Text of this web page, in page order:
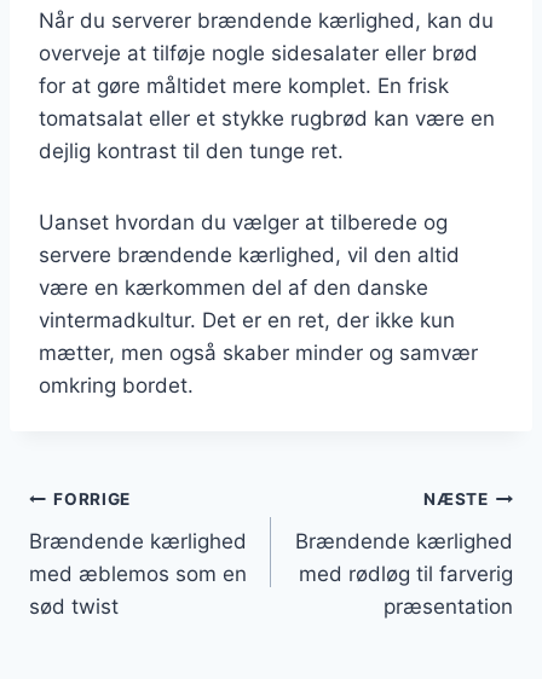
Når du serverer brændende kærlighed, kan du
overveje at tilføje nogle sidesalater eller brød
for at gøre måltidet mere komplet. En frisk
tomatsalat eller et stykke rugbrød kan være en
dejlig kontrast til den tunge ret.
Uanset hvordan du vælger at tilberede og
servere brændende kærlighed, vil den altid
være en kærkommen del af den danske
vintermadkultur. Det er en ret, der ikke kun
mætter, men også skaber minder og samvær
omkring bordet.
Indlægsnavigation
FORRIGE
Brændende kærlighed
med æblemos som en
sød twist
NÆSTE
Brændende kærlighed
med rødløg til farverig
præsentation